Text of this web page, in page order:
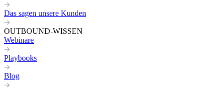
Das sagen unsere Kunden
OUTBOUND-WISSEN
Webinare
Playbooks
Blog